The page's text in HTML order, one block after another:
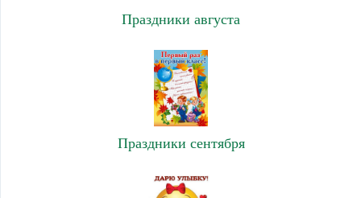
Праздники августа
Праздники сентября